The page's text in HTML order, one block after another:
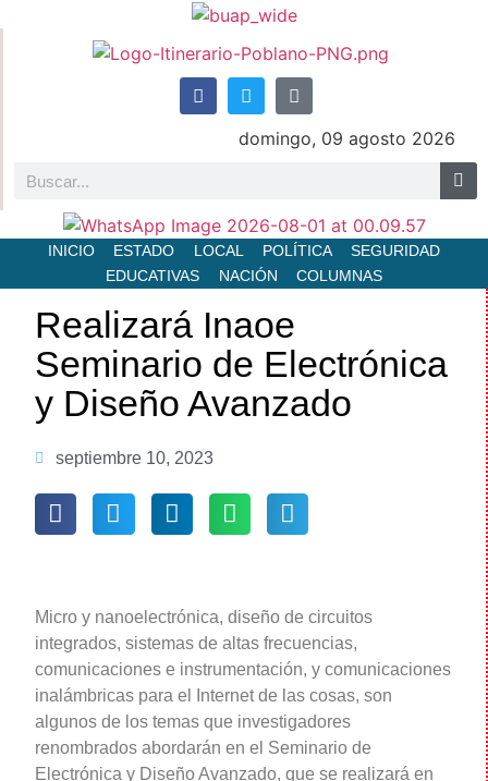
domingo, 09 agosto 2026
INICIO ESTADO LOCAL POLÍTICA
SEGURIDAD
EDUCATIVAS
NACIÓN COLUMNAS
Realizará Inaoe
Seminario de Electrónica
y Diseño Avanzado
septiembre 10, 2023
Micro y nanoelectrónica, diseño de circuitos
integrados, sistemas de altas frecuencias,
comunicaciones e instrumentación, y comunicaciones
inalámbricas para el Internet de las cosas, son
algunos de los temas que investigadores
renombrados abordarán en el Seminario de
Electrónica y Diseño Avanzado, que se realizará en